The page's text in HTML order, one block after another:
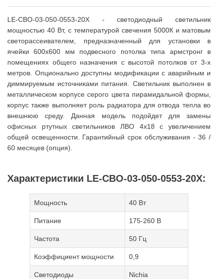
LE-СВО-03-050-0553-20Х - светодиодный светильник
мощностью 40 Вт, с температурой свечения 5000К и матовым
светорассеивателем, предназначенный для установки в
ячейки 600x600 мм подвесного потолка типа армстронг в
помещениях общего назначения с высотой потолков от 3-х
метров. Опционально доступны модификации с аварийным и
диммируемым источниками питания. Светильник выполнен в
металлическом корпусе серого цвета пирамидальной формы,
корпус также выполняет роль радиатора для отвода тепла во
внешнюю среду. Данная модель подойдет для замены
офисных ртутных светильников ЛВО 4x18 с увеличением
общей освещенности. Гарантийный срок обслуживания - 36 /
60 месяцев (опция).
Характеристики LE-СВО-03-050-0553-20Х:
Мощность 40 Вт
Питание 175-260 В
Частота 50 Гц
Коэффициент мощности 0,9
Светодиоды Nichia